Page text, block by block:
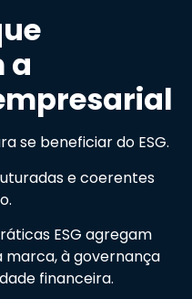
a
se beneficiar do ESG.
e coerentes
ESG agregam
à governança
financeira.